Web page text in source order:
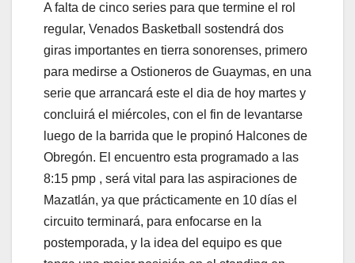
A falta de cinco series para que termine el rol
regular, Venados Basketball sostendrá dos
giras importantes en tierra sonorenses, primero
para medirse a Ostioneros de Guaymas, en una
serie que arrancará este el dia de hoy martes y
concluirá el miércoles, con el fin de levantarse
luego de la barrida que le propinó Halcones de
Obregón. El encuentro esta programado a las
8:15 pmp , será vital para las aspiraciones de
Mazatlán, ya que prácticamente en 10 días el
circuito terminará, para enfocarse en la
postemporada, y la idea del equipo es que